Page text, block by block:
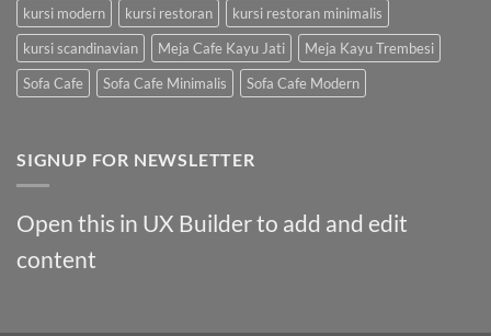
kursi modern
kursi restoran
kursi restoran minimalis
kursi scandinavian
Meja Cafe Kayu Jati
Meja Kayu Trembesi
Sofa Cafe
Sofa Cafe Minimalis Sofa Cafe Modern
SIGNUP FOR NEWSLETTER
Open this in UX Builder to add and edit
content